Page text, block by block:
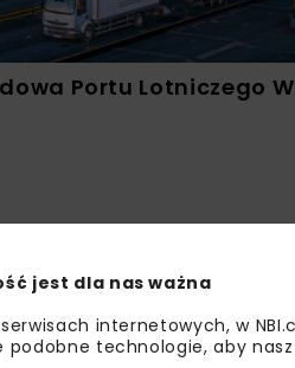
Portu Lotniczego
jest dla nas ważna
internetowych, w
podobne technologie, aby